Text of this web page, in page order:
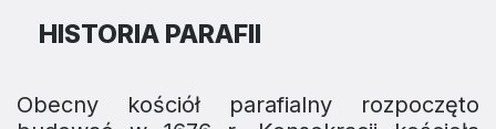
HISTORIA PARAFII
Obecny kościół parafialny rozpoczęto